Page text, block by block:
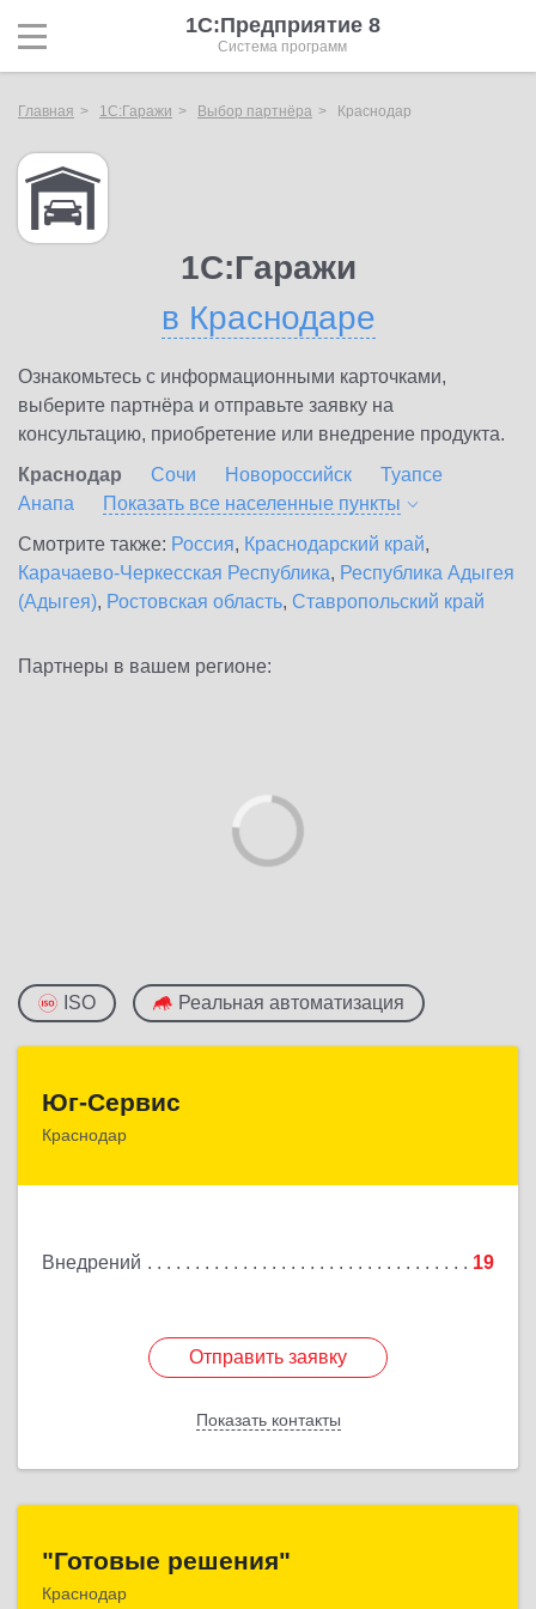
1С:Предприятие 8
Система программ
Главная 1С:Гаражи Выбор партнёра Краснодар
1С:Гаражи
в Краснодаре
Ознакомьтесь с информационными карточками,
выберите партнёра и отправьте заявку на
консультацию, приобретение или внедрение продукта.
Краснодар
Сочи Новороссийск
Туапсе
Анапа
Показать все населенные пункты
Смотрите также: Россия, Краснодарский край,
Карачаево-Черкесская Республика, Республика Адыгея
(Адыгея), Ростовская область, Ставропольский край
Партнеры в вашем регионе:
ISO Реальная автоматизация
Юг-Сервис
Краснодар
Внедрений 19
Отправить заявку
Показать контакты
350038, Краснодарский край, Краснодар г,
Отправить заявку
Назад
"Готовые решения"
Краснодар
Краснодарский край, Краснодар г, Колхозная ул,